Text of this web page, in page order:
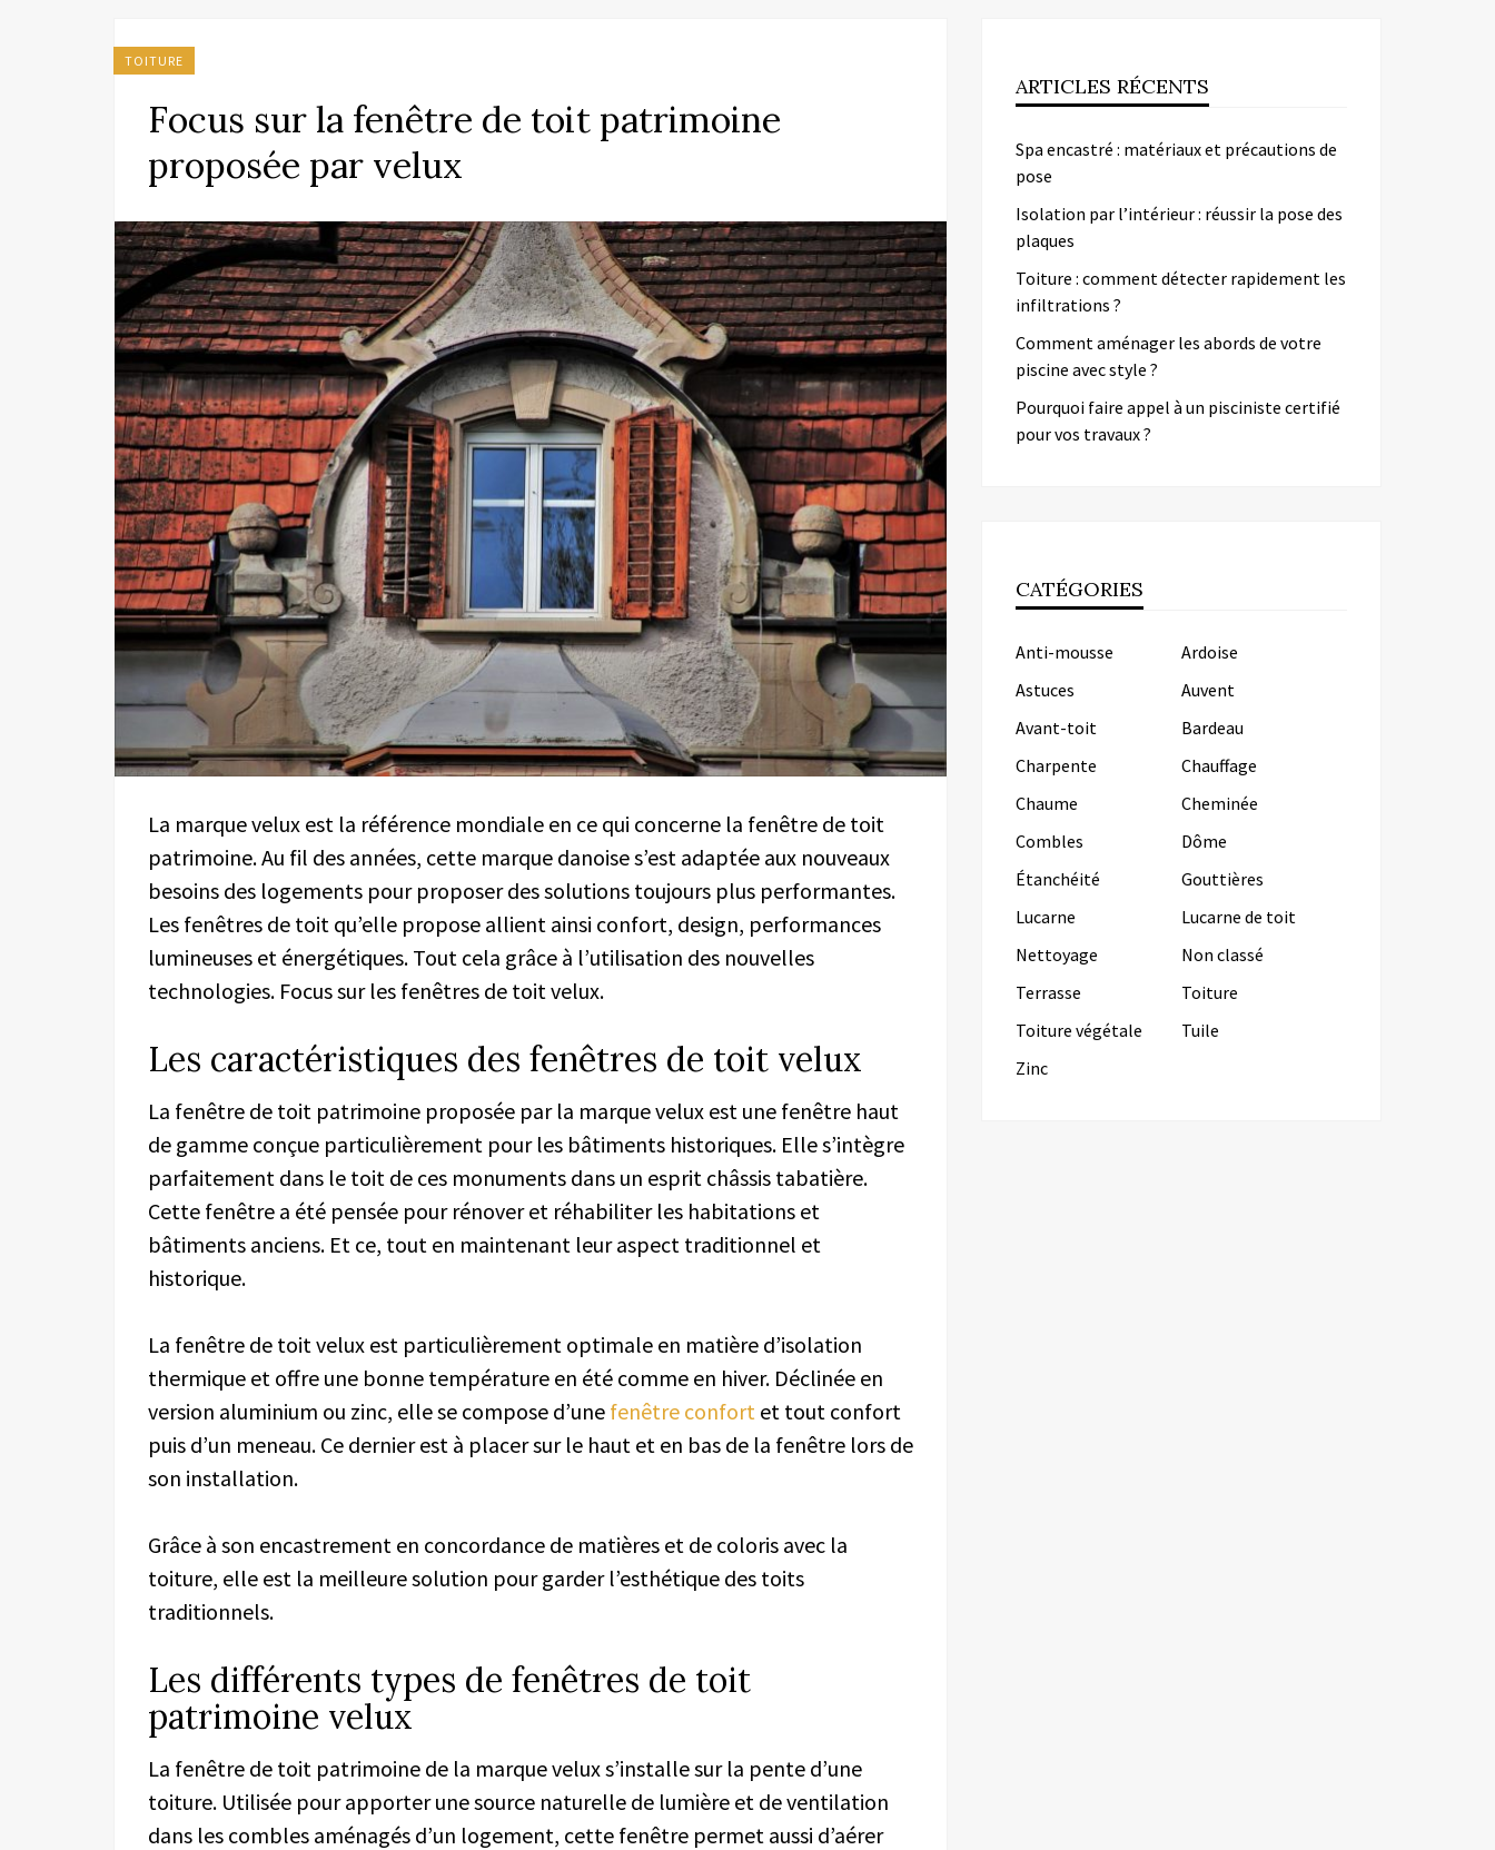
TOITURE
Focus sur la fenêtre de toit patrimoine
proposée par velux
La marque velux est la référence mondiale en ce qui concerne la fenêtre de toit
patrimoine. Au fil des années, cette marque danoise s’est adaptée aux nouveaux
besoins des logements pour proposer des solutions toujours plus performantes.
Les fenêtres de toit qu’elle propose allient ainsi confort, design, performances
lumineuses et énergétiques. Tout cela grâce à l’utilisation des nouvelles
technologies. Focus sur les fenêtres de toit velux.
Les caractéristiques des fenêtres de toit velux
La fenêtre de toit patrimoine proposée par la marque velux est une fenêtre haut
de gamme conçue particulièrement pour les bâtiments historiques. Elle s’intègre
parfaitement dans le toit de ces monuments dans un esprit châssis tabatière.
Cette fenêtre a été pensée pour rénover et réhabiliter les habitations et
bâtiments anciens. Et ce, tout en maintenant leur aspect traditionnel et
historique.
La fenêtre de toit velux est particulièrement optimale en matière d’isolation
thermique et offre une bonne température en été comme en hiver. Déclinée en
version aluminium ou zinc, elle se compose d’une fenêtre confort et tout confort
puis d’un meneau. Ce dernier est à placer sur le haut et en bas de la fenêtre lors de
son installation.
Grâce à son encastrement en concordance de matières et de coloris avec la
toiture, elle est la meilleure solution pour garder l’esthétique des toits
traditionnels.
Les différents types de fenêtres de toit
patrimoine velux
La fenêtre de toit patrimoine de la marque velux s’installe sur la pente d’une
toiture. Utilisée pour apporter une source naturelle de lumière et de ventilation
dans les combles aménagés d’un logement, cette fenêtre permet aussi d’aérer
ARTICLES RÉCENTS
Spa encastré : matériaux et précautions de
pose
Isolation par l’intérieur : réussir la pose des
plaques
Toiture : comment détecter rapidement les
infiltrations ?
Comment aménager les abords de votre
piscine avec style ?
Pourquoi faire appel à un pisciniste certifié
pour vos travaux ?
CATÉGORIES
Anti-mousse
Ardoise
Astuces
Auvent
Avant-toit
Bardeau
Charpente
Chauffage
Chaume
Cheminée
Combles
Dôme
Étanchéité
Gouttières
Lucarne
Lucarne de toit
Nettoyage
Non classé
Terrasse
Toiture
Toiture végétale
Tuile
Zinc